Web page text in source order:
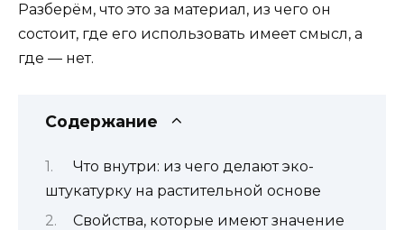
Разберём, что это за материал, из чего он
состоит, где его использовать имеет смысл, а
где — нет.
Содержание
Что внутри: из чего делают эко-
штукатурку на растительной основе
Свойства, которые имеют значение